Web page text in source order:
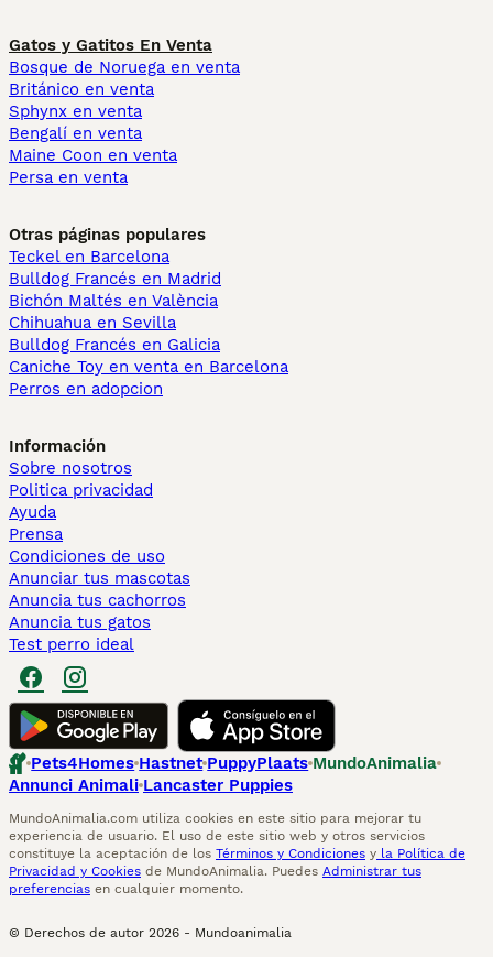
Gatos y Gatitos En Venta
Bosque de Noruega en venta
Británico en venta
Sphynx en venta
Bengalí en venta
Maine Coon en venta
Persa en venta
Otras páginas populares
Teckel en Barcelona
Bulldog Francés en Madrid
Bichón Maltés en València
Chihuahua en Sevilla
Bulldog Francés en Galicia
Caniche Toy en venta en Barcelona
Perros en adopcion
Información
Sobre nosotros
Politica privacidad
Ayuda
Prensa
Condiciones de uso
Anunciar tus mascotas
Anuncia tus cachorros
Anuncia tus gatos
Test perro ideal
Pets4Homes Hastnet PuppyPlaats MundoAnimalia
Annunci Animali Lancaster Puppies
MundoAnimalia.com utiliza cookies en este sitio para mejorar tu
experiencia de usuario. El uso de este sitio web y otros servicios
constituye la aceptación de los Términos y Condiciones y la Política de
Privacidad y Cookies de MundoAnimalia. Puedes Administrar tus
preferencias en cualquier momento.
© Derechos de autor 2026 - Mundoanimalia